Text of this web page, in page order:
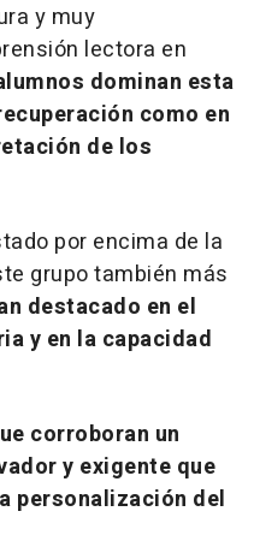
y muy
lectora en
dominan esta
como en
de los
por encima de la
grupo también más
destacado en el
y en la capacidad
corroboran un
y exigente que
personalización del